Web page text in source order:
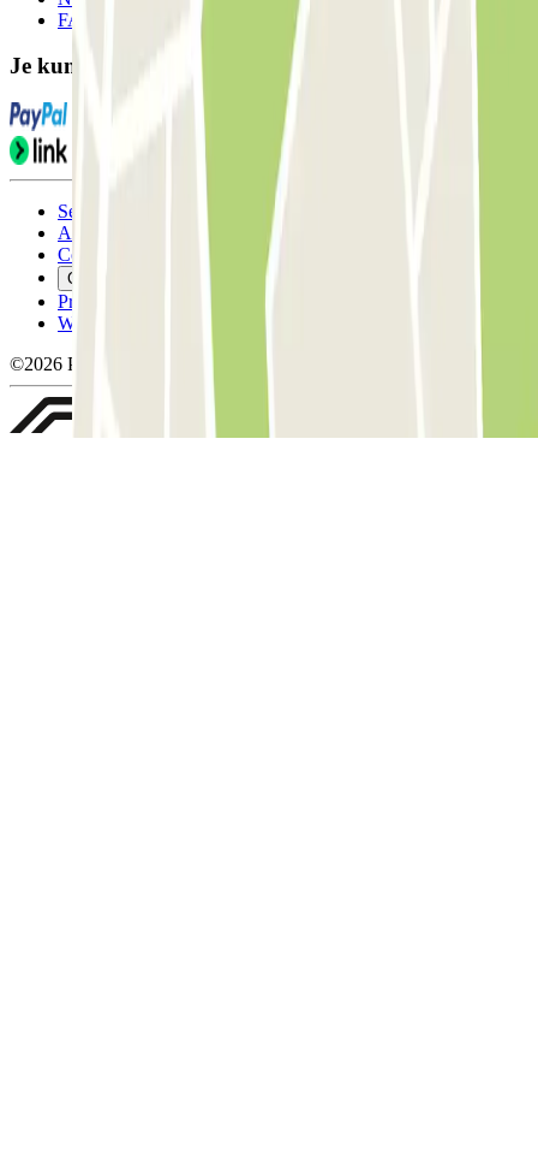
FAQ
Je kunt deze betaalmethoden gebruiken:
Servicevoorwaarden
Annuleringsvoorwaarden
Cookiebeleid
Cookies beheren
Privacybeleid
Whistleblowing
©2026 Parclick. All rights reserved